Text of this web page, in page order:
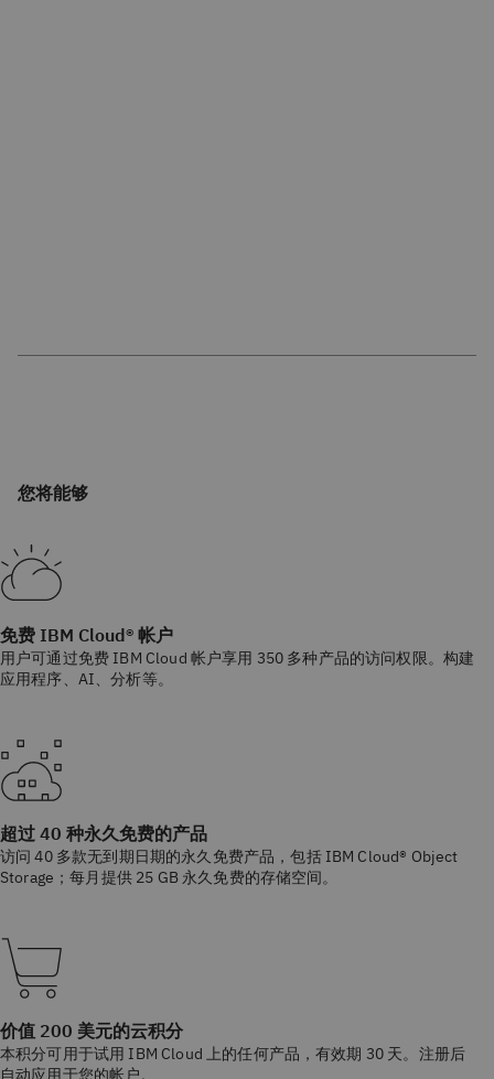
您将能够
免费 IBM Cloud® 帐户
用户可通过免费 IBM Cloud 帐户享用 350 多种产品的访问权限。构建
应用程序、AI、分析等。
超过 40 种永久免费的产品
访问 40 多款无到期日期的永久免费产品，包括 IBM Cloud® Object
Storage；每月提供 25 GB 永久免费的存储空间。
价值 200 美元的云积分
本积分可用于试用 IBM Cloud 上的任何产品，有效期 30 天。注册后
自动应用于您的帐户。